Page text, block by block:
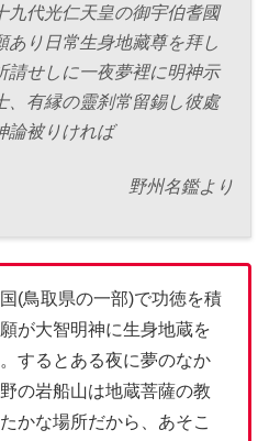
九代光仁天皇の御宇伯耆國
あり日常生身地藏尊を拜し
請せしに一夜夢裡に明神示
、有縁の靈刹常留錫し彼處
論被りければ
野州名鑑より
(鳥取県の一部)で功徳を積
が大智明神に生身地蔵を
するとある夜に夢のなか
の岩船山は地蔵菩薩の教
かな場所だから、あそこ